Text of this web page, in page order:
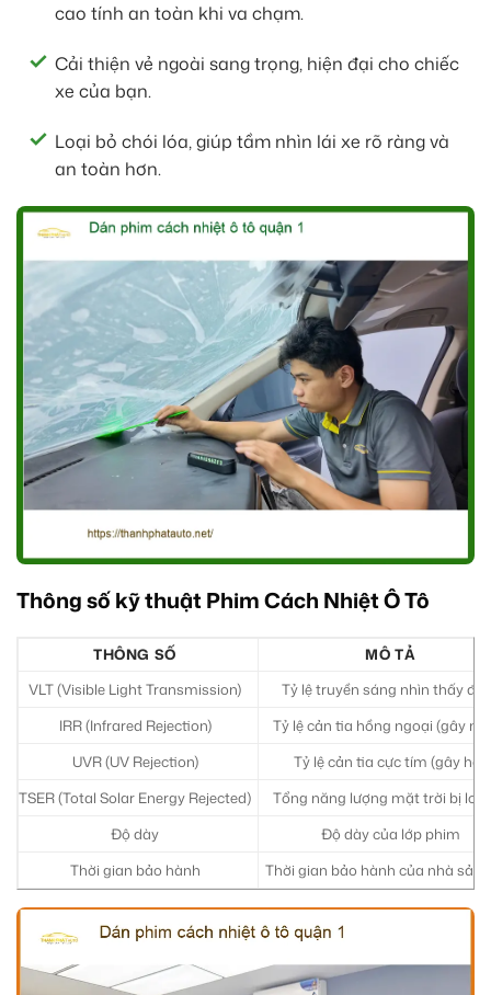
cao tính an toàn khi va chạm.
Cải thiện vẻ ngoài sang trọng, hiện đại cho chiếc
xe của bạn.
Loại bỏ chói lóa, giúp tầm nhìn lái xe rõ ràng và
an toàn hơn.
Thông số kỹ thuật Phim Cách Nhiệt Ô Tô
THÔNG SỐ
MÔ TẢ
VLT (Visible Light Transmission)
Tỷ lệ truyền sáng nhìn thấy
IRR (Infrared Rejection)
Tỷ lệ cản tia hồng ngoại (gây
UVR (UV Rejection)
Tỷ lệ cản tia cực tím (gây hại)
TSER (Total Solar Energy Rejected)
Tổng năng lượng mặt trời bị
Độ dày
Độ dày của lớp phim
Thời gian bảo hành
Thời gian bảo hành của nhà sản